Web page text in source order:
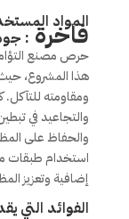
المواد
فاخرة:
حرص مصنع
هذا المشروع،
ومقاومته
والتجاعيد في
والحفاظ على
استخدام طبقات
إضافية وتعزيز
الفوائد التي